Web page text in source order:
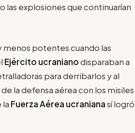
las explosiones que continuarían
menos potentes cuando las
Ejército ucranianodisparaban a
para derribarlos y al
la defensa aérea con los misiles
la Fuerza Aérea ucranianasí logró